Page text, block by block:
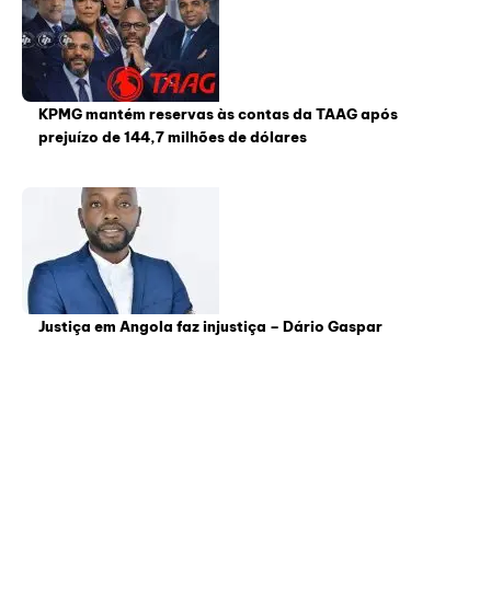
KPMG mantém reservas às contas da TAAG após
prejuízo de 144,7 milhões de dólares
Justiça em Angola faz injustiça – Dário Gaspar